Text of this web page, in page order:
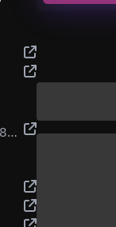
https://etherscan.io/token/0x89d584A1EDB3A70B3B07963F9A3eA5399E38b136